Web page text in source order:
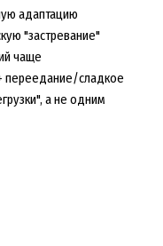
адаптацию
"застревание"
чаще
переедание/сладкое
а не одним